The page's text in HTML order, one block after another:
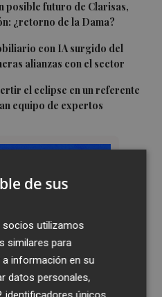
posible futuro de Clarisas,
¿retorno de la Dama?
con IA surgido del
alianzas con el sector
el eclipse en un referente
equipo de expertos
de sus
utilizamos
similares para
a información en su
datos personales,